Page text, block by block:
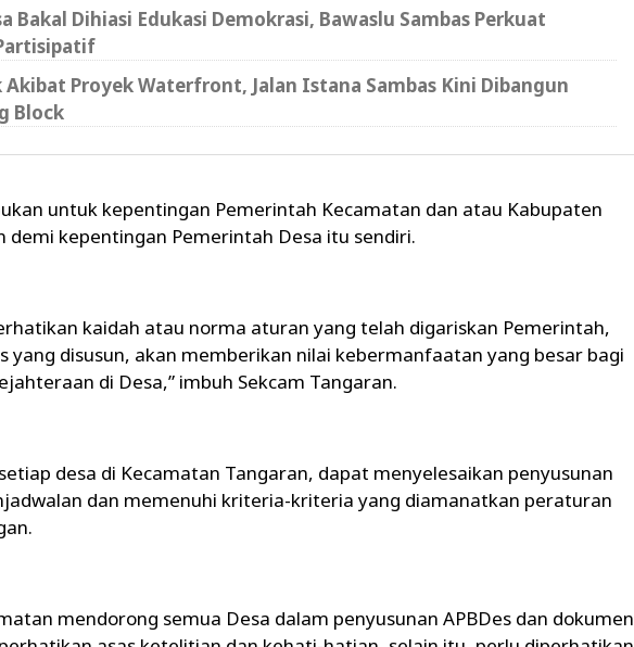
Bakal Dihiasi Edukasi Demokrasi, Bawaslu Sambas Perkuat
Akibat Proyek Waterfront, Jalan Istana Sambas Kini Dibangun
Block
untuk kepentingan Pemerintah Kecamatan dan atau Kabupaten
demi kepentingan Pemerintah Desa itu sendiri.
kaidah atau norma aturan yang telah digariskan Pemerintah,
yang disusun, akan memberikan nilai kebermanfaatan yang besar bagi
di Desa,” imbuh Sekcam Tangaran.
desa di Kecamatan Tangaran, dapat menyelesaikan penyusunan
dan memenuhi kriteria-kriteria yang diamanatkan peraturan
mendorong semua Desa dalam penyusunan APBDes dan dokumen